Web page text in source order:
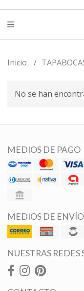
Inicio
No se han
MEDIOS DE PAGO
MEDIOS DE ENVÍO
NUESTRAS REDES